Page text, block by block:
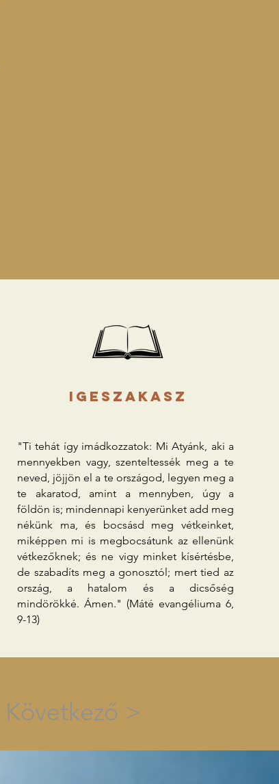
igeszakasz
"Ti tehát így imádkozzatok: Mi Atyánk, aki a
mennyekben vagy, szenteltessék meg a te
neved, jöjjön el a te országod, legyen meg a
te akaratod, amint a mennyben, úgy a
földön is; mindennapi kenyerünket add meg
nékünk ma, és bocsásd meg vétkeinket,
miképpen mi is megbocsátunk az ellenünk
vétkezőknek; és ne vigy minket kísértésbe,
de szabadíts meg a gonosztól; mert tied az
ország, a hatalom és a dicsőség
mindörökké. Ámen." (Máté evangéliuma 6,
9-13)
Következő >